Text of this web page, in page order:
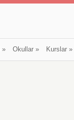
» Okullar» Kurslar»